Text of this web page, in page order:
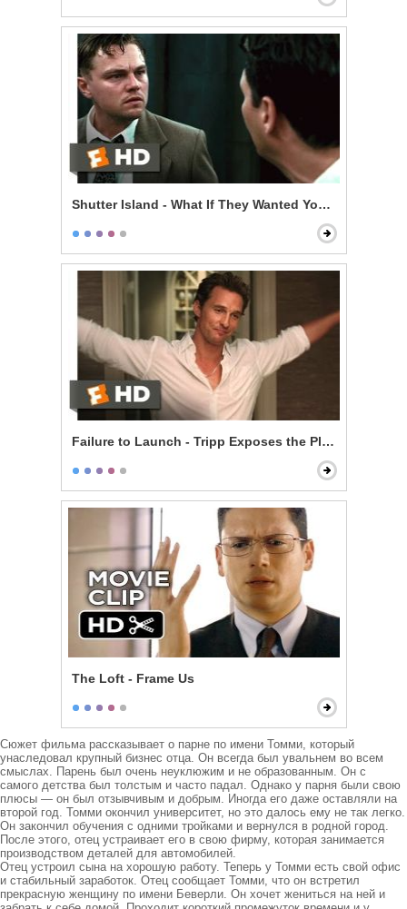
Shutter Island - What If They Wanted You Here?
Failure to Launch - Tripp Exposes the Plan
The Loft - Frame Us
Сюжет фильма рассказывает о парне по имени Томми, который
унаследовал крупный бизнес отца. Он всегда был увальнем во всем
смыслах. Парень был очень неуклюжим и не образованным. Он с
самого детства был толстым и часто падал. Однако у парня были свою
плюсы — он был отзывчивым и добрым. Иногда его даже оставляли на
второй год. Томми окончил университет, но это далось ему не так легко.
Он закончил обучения с одними тройками и вернулся в родной город.
После этого, отец устраивает его в свою фирму, которая занимается
производством деталей для автомобилей.
Отец устроил сына на хорошую работу. Теперь у Томми есть свой офис
и стабильный заработок. Отец сообщает Томми, что он встретил
прекрасную женщину по имени Беверли. Он хочет жениться на ней и